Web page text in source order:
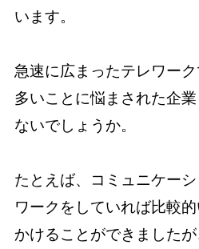
います。
急速に広まったテレワー
多いことに悩まされた企
ないでしょうか。
たとえば、コミュニケー
ワークをしていれば比較
かけることができました